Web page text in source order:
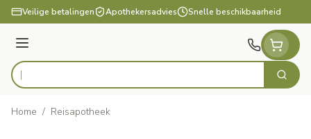
Ga naar de inhoud
Veilige betalingen Apothekersadvies Snelle beschikbaarheid
Menu
Product, merk, categorie... Zoek
Home / Reisapotheek